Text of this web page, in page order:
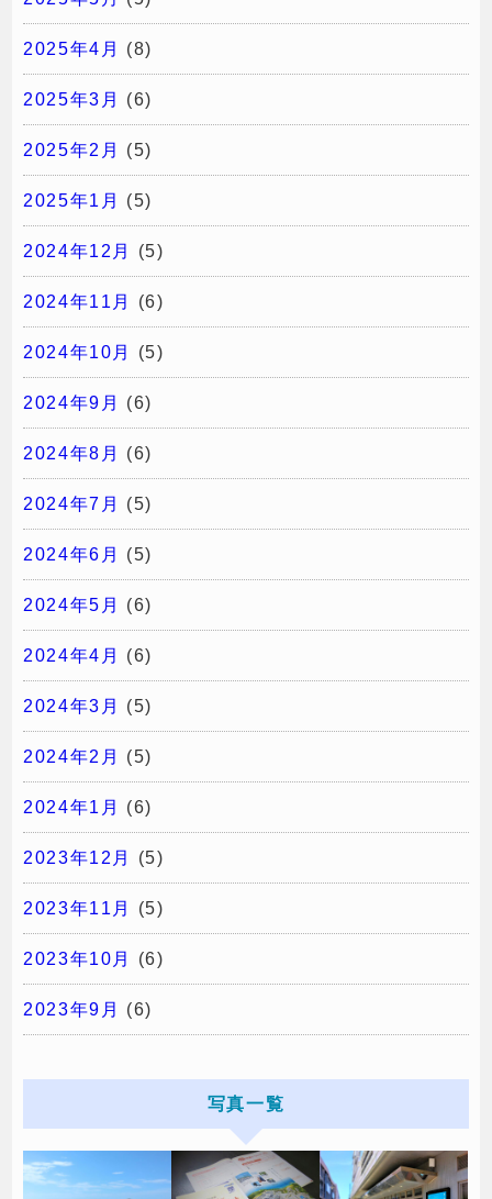
2025年4月 (8)
2025年3月 (6)
2025年2月 (5)
2025年1月 (5)
2024年12月 (5)
2024年11月 (6)
2024年10月 (5)
2024年9月 (6)
2024年8月 (6)
2024年7月 (5)
2024年6月 (5)
2024年5月 (6)
2024年4月 (6)
2024年3月 (5)
2024年2月 (5)
2024年1月 (6)
2023年12月 (5)
2023年11月 (5)
2023年10月 (6)
2023年9月 (6)
写真一覧